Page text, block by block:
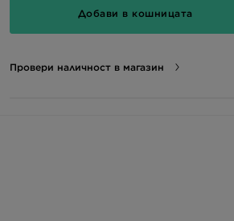
Добави в кошницата
Провери наличност в магазин